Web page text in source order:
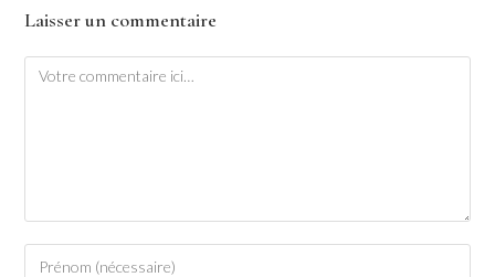
Laisser un commentaire